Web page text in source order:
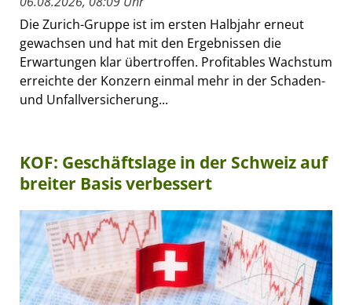
Die Zurich-Gruppe ist im ersten Halbjahr erneut
gewachsen und hat mit den Ergebnissen die
Erwartungen klar übertroffen. Profitables Wachstum
erreichte der Konzern einmal mehr in der Schaden-
und Unfallversicherung...
KOF: Geschäftslage in der Schweiz auf
breiter Basis verbessert